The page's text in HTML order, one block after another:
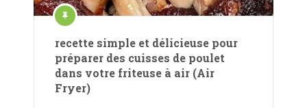
recette simple et délicieuse pour
préparer des cuisses de poulet
dans votre friteuse à air (Air
Fryer)